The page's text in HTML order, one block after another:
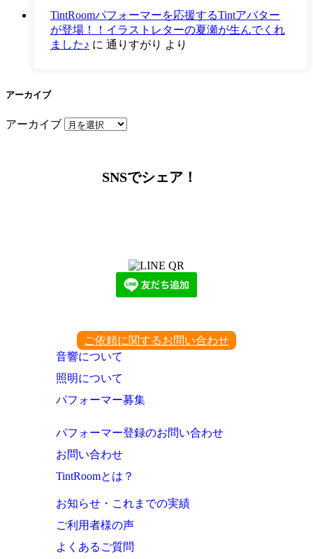
TintRoomパフォーマーを応援するTintアバター
が登場！！イラストレターの夏瀬が生んでくれ
ました♪ に 通りすがり より
アーカイブ
アーカイブ
SNSでシェア！
ご依頼に関するお問い合わせ
音響について
照明について
パフォーマー募集
パフォーマー登録のお問い合わせ
お問い合わせ
TintRoomとは？
お知らせ・これまでの実績
ご利用者様の声
よくあるご質問